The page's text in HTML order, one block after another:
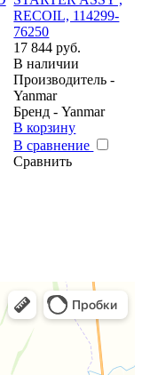
17 844 руб.
В наличии
Производитель -
Yanmar
Бренд - Yanmar
В корзину
В сравнение
Сравнить